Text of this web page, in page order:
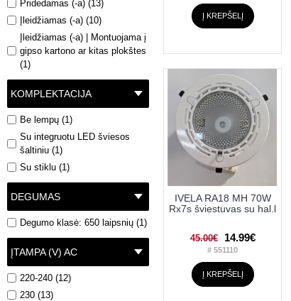
Pridedamas (-a) (13)
Įleidžiamas (-a) (10)
Įleidžiamas (-a) | Montuojama į
gipso kartono ar kitas plokštes
(1)
KOMPLEKTACIJA
Be lempų (1)
Su integruotu LED šviesos
šaltiniu (1)
Su stiklu (1)
DEGUMAS
Degumo klasė: 650 laipsnių (1)
ĮTAMPA (V) AC
220-240 (12)
230 (13)
Į KREPŠELĮ
IVELA RA18 MH 70W
Rx7s šviestuvas su hal.l
45.00€ 14.99€
# 551110
Į KREPŠELĮ